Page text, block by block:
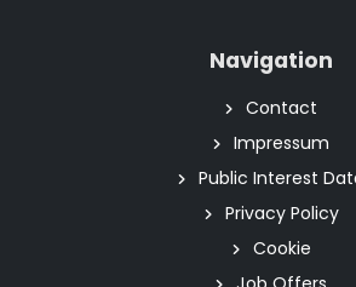
Navigation
Contact
Impressum
Public Interest
Privacy Policy
Cookie